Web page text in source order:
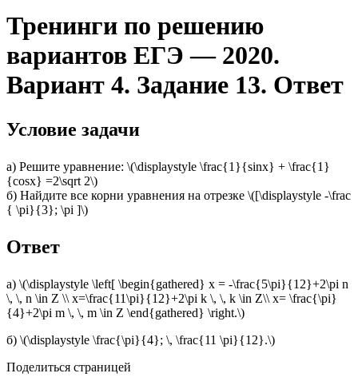
Тренинги по решению
вариантов ЕГЭ — 2020.
Вариант 4. Задание 13. Ответ
Условие задачи
а) Решите уравнение: \(\displaystyle \frac{1}{sinx} + \frac{1}
{cosx} =2\sqrt 2\)
б) Найдите все корни уравнения на отрезке \([\displaystyle -\frac
{ \pi}{3}; \pi ]\)
Ответ
а) \(\displaystyle \left[ \begin{gathered} x = -\frac{5\pi}{12}+2\pi n
\, \, n \in Z \\ x=\frac{11\pi}{12}+2\pi k \, \, k \in Z\\ x= \frac{\pi}
{4}+2\pi m \, \, m \in Z \end{gathered} \right.\)
б) \(\displaystyle \frac{\pi}{4}; \, \frac{11 \pi}{12}.\)
Поделиться страницей